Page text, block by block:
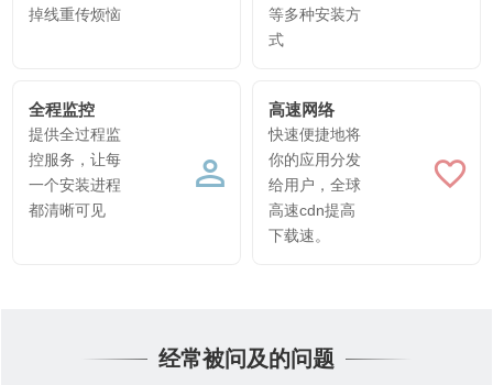
掉线重传烦恼
等多种安装方
式
全程监控
提供全过程监
控服务，让每
一个安装进程
都清晰可见
高速网络
快速便捷地将
你的应用分发
给用户，全球
高速cdn提高
下载速。
经常被问及的问题